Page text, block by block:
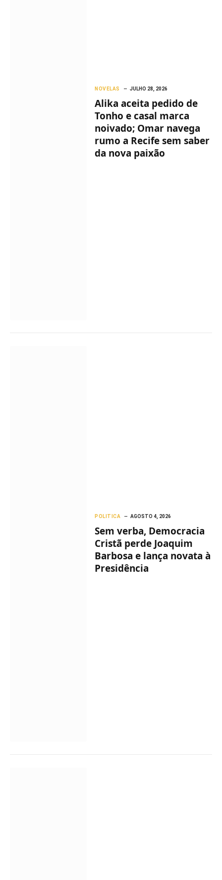
NOVELAS JULHO 28, 2026
Alika aceita pedido de
Tonho e casal marca
noivado; Omar navega
rumo a Recife sem saber
da nova paixão
POLITICA AGOSTO 4, 2026
Sem verba, Democracia
Cristã perde Joaquim
Barbosa e lança novata à
Presidência